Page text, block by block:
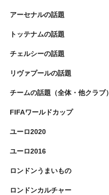
アーセナルの話題
トッテナムの話題
チェルシーの話題
リヴァプールの話題
チームの話題（全体・他クラブ）
FIFAワールドカップ
ユーロ2020
ユーロ2016
ロンドンうまいもの
ロンドンカルチャー